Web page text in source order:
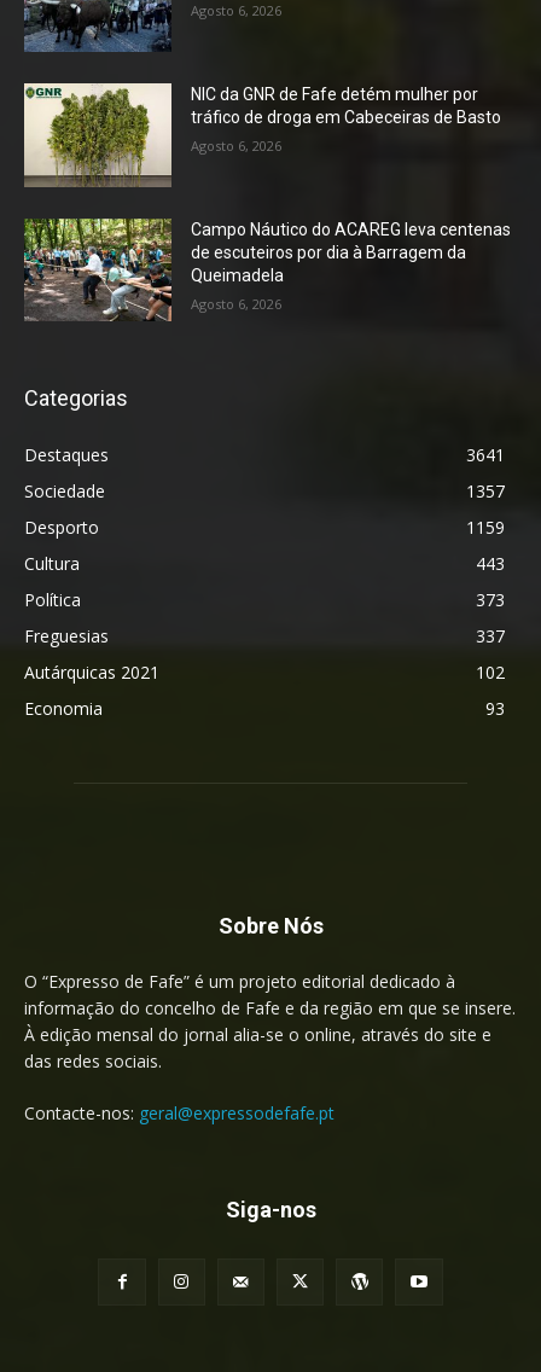
Agosto 6, 2026
NIC da GNR de Fafe detém mulher por
tráfico de droga em Cabeceiras de Basto
Agosto 6, 2026
Campo Náutico do ACAREG leva centenas
de escuteiros por dia à Barragem da
Queimadela
Agosto 6, 2026
Categorias
Destaques
3641
Sociedade
1357
Desporto
1159
Cultura
443
Política
373
Freguesias
337
Autárquicas 2021
102
Economia
93
Sobre Nós
O “Expresso de Fafe” é um projeto editorial dedicado à
informação do concelho de Fafe e da região em que se insere.
À edição mensal do jornal alia-se o online, através do site e
das redes sociais.
Contacte-nos: geral@expressodefafe.pt
Siga-nos